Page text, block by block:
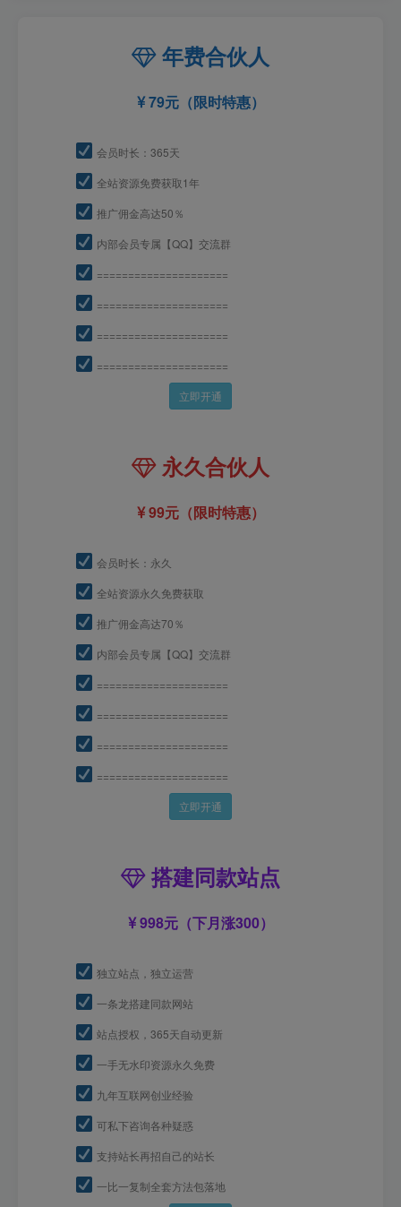
年费合伙人
79元（限时特惠）
会员时长：365天
全站资源免费获取1年
推广佣金高达50％
内部会员专属【QQ】交流群
=====================
=====================
=====================
=====================
立即开通
永久合伙人
99元（限时特惠）
会员时长：永久
全站资源永久免费获取
推广佣金高达70％
内部会员专属【QQ】交流群
=====================
=====================
=====================
=====================
立即开通
搭建同款站点
998元（下月涨300）
独立站点，独立运营
一条龙搭建同款网站
站点授权，365天自动更新
一手无水印资源永久免费
九年互联网创业经验
可私下咨询各种疑惑
支持站长再招自己的站长
一比一复制全套方法包落地